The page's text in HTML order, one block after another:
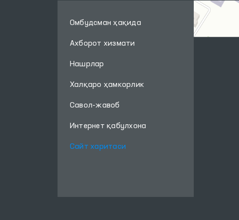
Омбудсман ҳақида
Ахборот хизмати
Нашрлар
Халқаро ҳамкорлик
Савол-жавоб
Интернет қабулхона
Сайт харитаси